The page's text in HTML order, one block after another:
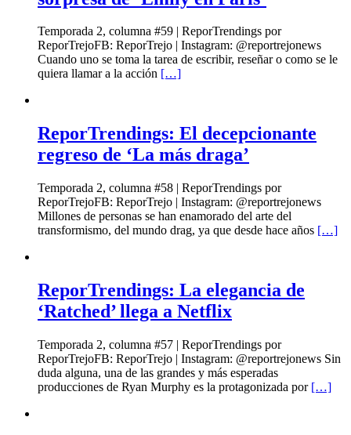
Temporada 2, columna #59 | ReporTrendings por
ReporTrejoFB: ReporTrejo | Instagram: @reportrejonews
Cuando uno se toma la tarea de escribir, reseñar o como se le
quiera llamar a la acción […]
ReporTrendings: El decepcionante
regreso de ‘La más draga’
Temporada 2, columna #58 | ReporTrendings por
ReporTrejoFB: ReporTrejo | Instagram: @reportrejonews
Millones de personas se han enamorado del arte del
transformismo, del mundo drag, ya que desde hace años […]
ReporTrendings: La elegancia de
‘Ratched’ llega a Netflix
Temporada 2, columna #57 | ReporTrendings por
ReporTrejoFB: ReporTrejo | Instagram: @reportrejonews Sin
duda alguna, una de las grandes y más esperadas
producciones de Ryan Murphy es la protagonizada por […]